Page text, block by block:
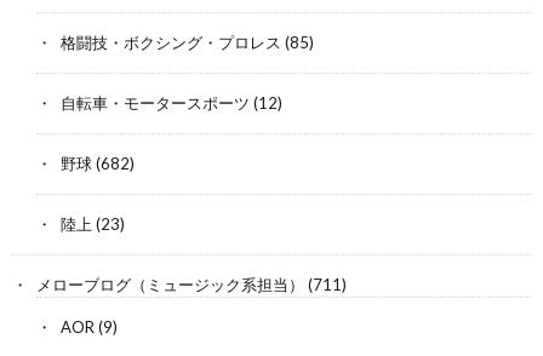
格闘技・ボクシング・プロレス (85)
自転車・モータースポーツ (12)
野球(682)
陸上 (23)
メローブログ（ミュージック系担当） (711)
AOR (9)